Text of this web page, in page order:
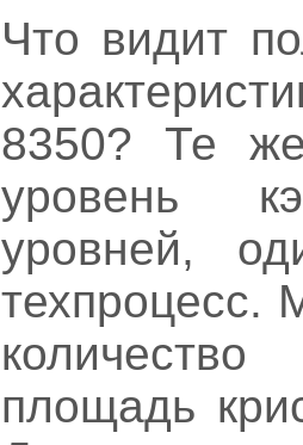
Что видит
8350? Те
уровень
уровней,
техпроцесс.
площадь